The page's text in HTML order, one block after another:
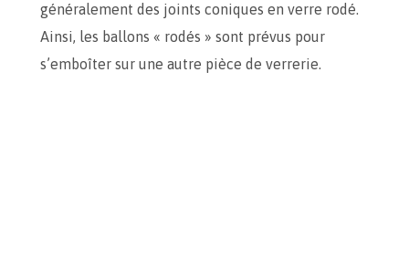
généralement des joints coniques en verre rodé.
Ainsi, les ballons « rodés » sont prévus pour
s’emboîter sur une autre pièce de verrerie.